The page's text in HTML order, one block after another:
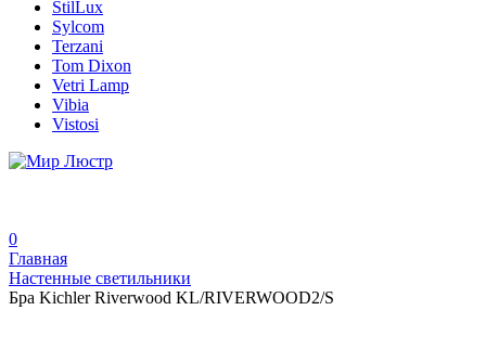
StilLux
Sylcom
Terzani
Tom Dixon
Vetri Lamp
Vibia
Vistosi
0
Главная
Настенные светильники
Бра Kichler Riverwood KL/RIVERWOOD2/S